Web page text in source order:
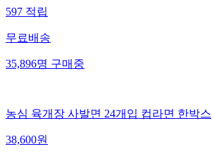
597 적립
무료배송
35,896명 구매중
농심 육개장 사발면 24개입 컵라면 한박스
38,600원